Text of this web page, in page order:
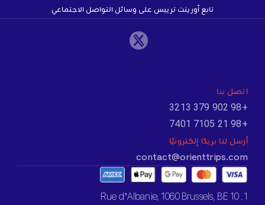
تابع أورينت تريبس على وسائل التواصل الاجتماعي
اتصل بنا
+98 902 379 3213
+98 21 7105 7401
أرسل لنا بريدًا إلكترونيًا
contact@orienttrips.com
1. 10 Rue d’Albanie, 1060 Brussels, BE